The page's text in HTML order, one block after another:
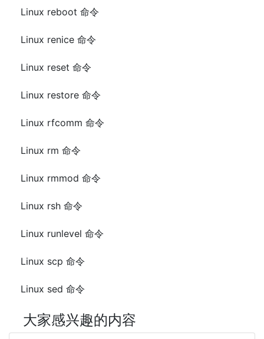
Linux reboot 命令
Linux renice 命令
Linux reset 命令
Linux restore 命令
Linux rfcomm 命令
Linux rm 命令
Linux rmmod 命令
Linux rsh 命令
Linux runlevel 命令
Linux scp 命令
Linux sed 命令
大家感兴趣的内容